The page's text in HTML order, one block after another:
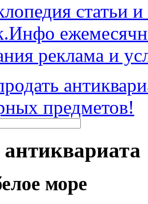
статьи
реклама и
предметов!
море